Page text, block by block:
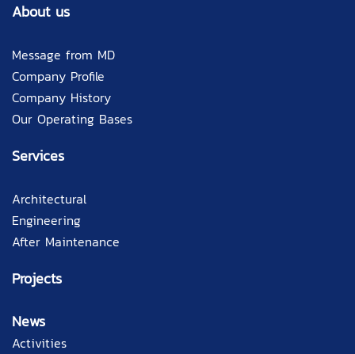
About us
Message from MD
Company Profile
Company History
Our Operating Bases
Services
Architectural
Engineering
After Maintenance
Projects
News
Activities